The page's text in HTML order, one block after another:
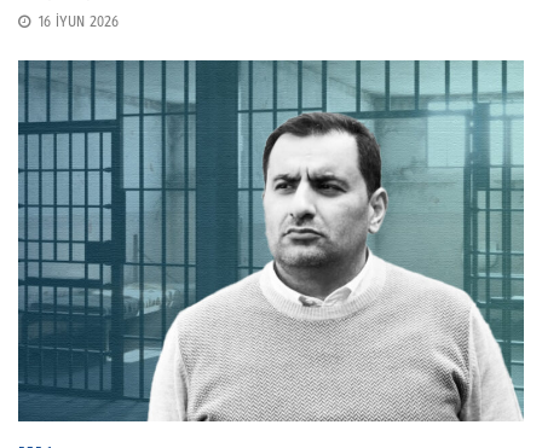
16 İYUN 2026